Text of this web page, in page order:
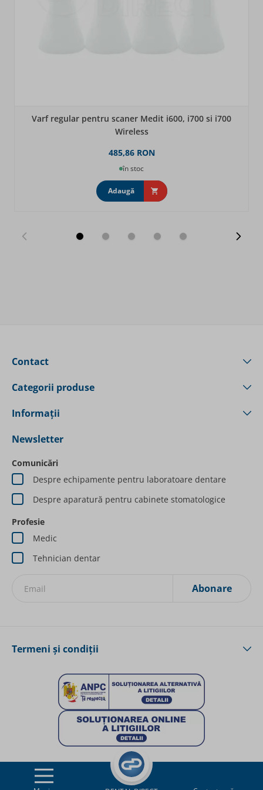
Varf regular pentru scaner Medit i600, i700 si i700
Wireless
485,86 RON
în stoc
Adaugă
Contact
Categorii produse
Informații
Newsletter
Comunicări
Despre echipamente pentru laboratoare dentare
Despre aparatură pentru cabinete stomatologice
Profesie
Medic
Tehnician dentar
Inscrieți-vă la Newsletterurile noastre: Abonare
Termeni și condiții